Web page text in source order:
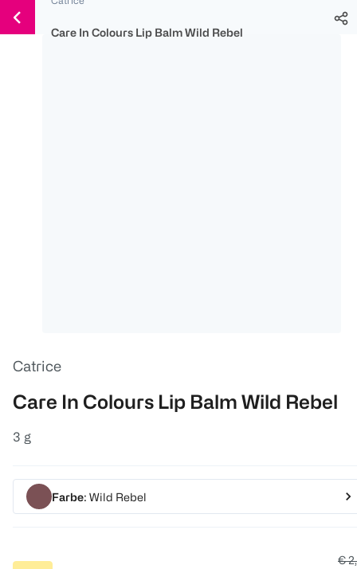
150 Ös
300 Ös
500 Ös
Weiter
zum
Care In Colours Lip Balm Wild Rebel
Catrice
Care In Colours Lip Balm Wild Rebel
3 g
Farbe: Wild Rebel
€